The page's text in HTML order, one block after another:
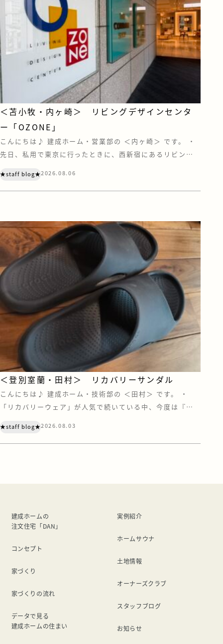
＜苫小牧・内ヶ崎＞ リビングデザインセンタ
ー「OZONE」
こんにちは♪ 建成ホーム・営業部の ＜内ヶ崎＞ です。 ・
先日、私用で東京に行ったときに、西新宿にあるリビング
は、家具やキッチン、住宅設備などのショールーム・ショッ
プが集う、住まいとインテリアの情報センターです。 注文
★staff blog★2026.08.06
＜登別室蘭・田村＞ リカバリーサンダル
こんにちは♪ 建成ホーム・技術部の ＜田村＞ です。 ・
「リカバリーウェア」が人気で続いている中、今度は『リ
ス”もリカバリー界に足を踏み入れているとは・・・ リカバ
リーウェアの効果がいまひとつ得られなかったので、今度は
★staff blog★2026.08.03
建成ホームの
注文住宅「DAN」
コンセプト
家づくり
家づくりの流れ
データで見る
建成ホームの住まい
実例紹介
ホームサウナ
土地情報
オーナーズクラブ
スタッフブログ
お知らせ